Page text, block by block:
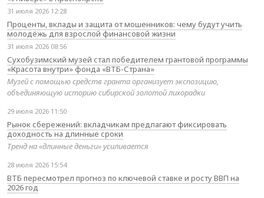
31 июля 2026 12:28
Проценты, вклады и защита от мошенников: чему будут учить
молодёжь для взрослой финансовой жизни
31 июля 2026 08:56
Сухобузимский музей стал победителем грантовой программы
«Красота внутри» фонда «ВТБ-Страна»
Музей с помощью средств гранта организует экспозицию,
объединяющую историю сибирской золотой лихорадки
29 июля 2026 11:50
Рынок сбережений: вкладчикам предлагают фиксировать
доходность на длинные сроки
Тренд на «длинные деньги» усиливается
28 июля 2026 15:54
ВТБ пересмотрел прогноз по ключевой ставке и росту ВВП на
2026 год